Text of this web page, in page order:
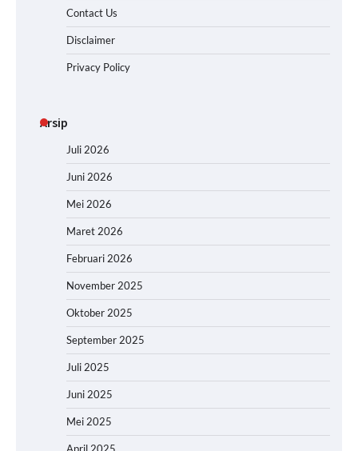
Contact Us
Disclaimer
Privacy Policy
Arsip
Juli 2026
Juni 2026
Mei 2026
Maret 2026
Februari 2026
November 2025
Oktober 2025
September 2025
Juli 2025
Juni 2025
Mei 2025